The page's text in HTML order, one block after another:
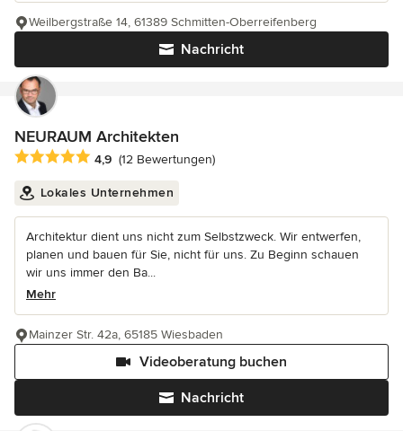
Nachricht
Weilbergstraße 14, 61389 Schmitten-Oberreifenberg
NEURAUM Architekten
Durchschnittliche Bewertung: 4.9 von 5 Sternen
4,9 (12 Bewertungen)
Lokales Unternehmen
Architektur dient uns nicht zum Selbstzweck. Wir entwerfen,
planen und bauen für Sie, nicht für uns. Zu Beginn schauen
wir uns immer den Ba...
Mehr
Nachricht
Videoberatung buchen
Mainzer Str. 42a, 65185 Wiesbaden